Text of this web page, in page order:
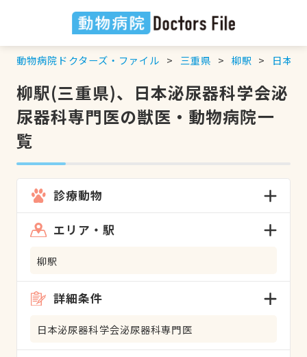
動物病院ドクターズ・ファイル 三重県 柳駅 日本
柳駅(三重県)、日本泌尿器科学会泌
尿器科専門医の獣医・動物病院一
覧
診療動物
エリア・駅
柳駅
詳細条件
日本泌尿器科学会泌尿器科専門医